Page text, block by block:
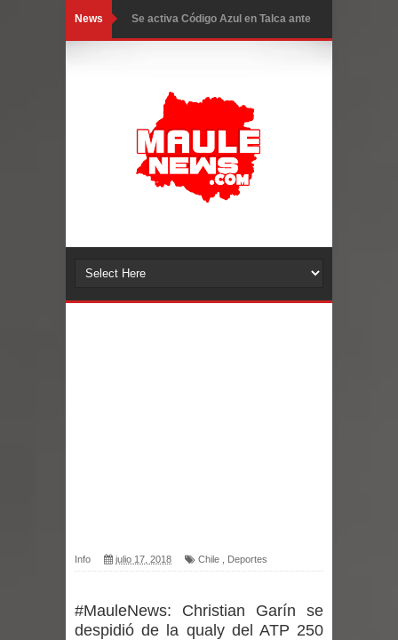
News Se activa Código Azul en Talca ante
GORE Maule figura tercero a nivel
nacional en gasto por viajes y
traslados con $133 millones
Dos internos intentaron escapar por
Temporal obliga a cerrar
2026 en Talca
Info julio 17, 2018 Chile Deportes
#MauleNews: Christian Garín se
despidió de la qualy del ATP 250